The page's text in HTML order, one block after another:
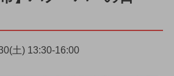
土) 13:30-16:00